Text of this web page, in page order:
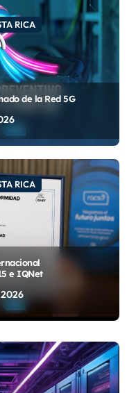
RICA
de la Red 5G
RICA
e IQNet